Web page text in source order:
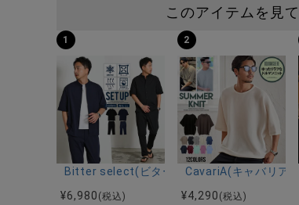
このアイテムを見
1
Bitter select(ビターセレクト)接触冷感スー
¥6,980 (税込)
2
CavariA(キャバリア
¥4,290 (税込)